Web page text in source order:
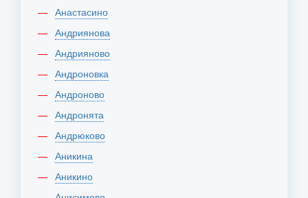
Анастасино
Андриянова
Андрияново
Андроновка
Андроново
Андронята
Андрюково
Аникина
Аникино